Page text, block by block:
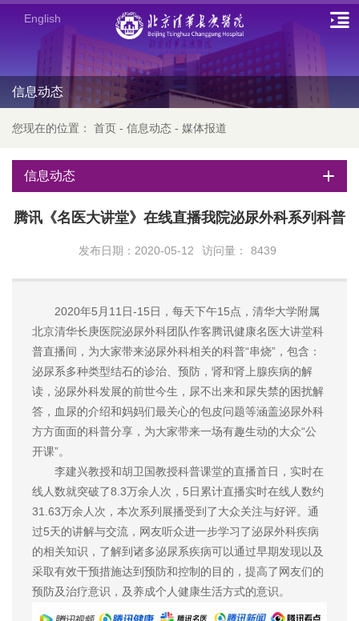
English
信息动态
您现在的位置： 首页 - 信息动态 - 媒体报道
信息动态
腾讯《名医大讲堂》在线直播我院泌尿外科系列科普
发布日期：2020-05-12 访问量： 8439
2020年5月11日-15日，每天下午15点，清华大学附属
北京清华长庚医院泌尿外科团队作客腾讯健康名医大讲堂科
普直播间，为大家带来泌尿外科相关的科普“串烧”，包含：
泌尿系多种类型结石的诊治、预防，肾和肾上腺疾病的解
读，泌尿外科发展的前世今生，尿不出来和尿失禁的困扰解
答，血尿的介绍和妈妈们最关心的包皮问题等涵盖泌尿外科
方方面面的科普分享，为大家带来一场有趣生动的大众“公
开课”。
李建兴教授和胡卫国教授科普课堂的直播首日，实时在
线人数就突破了8.3万余人次，5日累计直播实时在线人数约
31.63万余人次，本次系列展播受到了大众关注与好评。通
过5天的讲解与交流，网友听众进一步学习了泌尿外科疾病
的相关知识，了解到诸多泌尿系疾病可以通过早期发现以及
采取有效干预措施达到预防和控制的目的，提高了网友们的
预防及治疗意识，及养成个人健康生活方式的意识。